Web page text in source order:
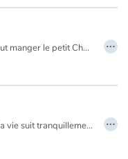
C’est classique : le Loup veut manger le petit Chaperon rouge et sa grand-mère. Armé de son téléphone intelligent muni d’un GPS, il se croit invincible et rusé. Il apprendra à ses dépens que la technologie, ça flanche parfois… Une histoire cocasse pleine de rebondissements. …
Sur le territoire des loups, la vie suit tranquillement son cours. Tala, l'enfant sauvage, y grandit jour après jour. Mais une étrange bête va croiser son chemin… et changer son destin !
…